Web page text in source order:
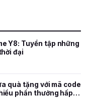
Y8: Tuyển tập những
đại
quà tặng với mã code
phần thưởng hấp